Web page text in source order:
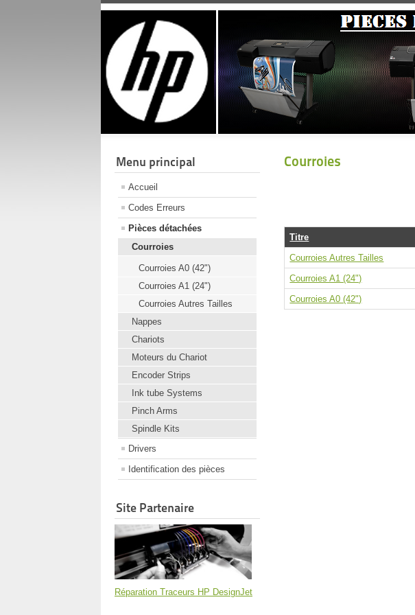
Menu principal
Accueil
Codes Erreurs
Pièces détachées
Courroies
Courroies A0 (42")
Courroies A1 (24")
Courroies Autres Tailles
Nappes
Chariots
Moteurs du Chariot
Encoder Strips
Ink tube Systems
Pinch Arms
Spindle Kits
Drivers
Identification des pièces
Site Partenaire
Réparation Traceurs HP DesignJet
Courroies
Titre
Courroies Autres Tailles
Courroies A1 (24")
Courroies A0 (42")